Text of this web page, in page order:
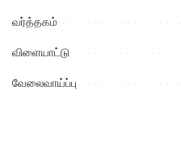
வர்த்தகம்
விளையாட்டு
வேலைவாய்ப்பு